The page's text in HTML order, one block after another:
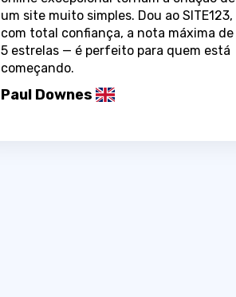
um site muito simples. Dou ao SITE123,
com total confiança, a nota máxima de
5 estrelas — é perfeito para quem está
começando.
Paul Downes